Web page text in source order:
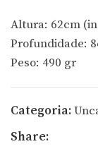
Altura: 62cm
Profundidade:
Peso: 490 gr
Categoria:
Share: